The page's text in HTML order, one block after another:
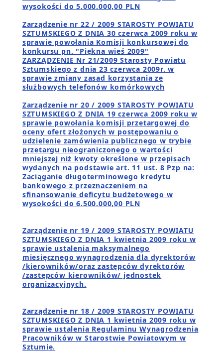
wysokości do 5.000.000,00 PLN
Zarządzenie nr 22 / 2009 STAROSTY POWIATU
SZTUMSKIEGO Z DNIA 30 czerwca 2009 roku w
sprawie powołania Komisji konkursowej do
konkursu pn. "Piękna wieś 2009"
ZARZĄDZENIE Nr 21/2009 Starosty Powiatu
Sztumskiego z dnia 23 czerwca 2009r. w
sprawie zmiany zasad korzystania ze
służbowych telefonów komórkowych
Zarządzenie nr 20 / 2009 STAROSTY POWIATU
SZTUMSKIEGO Z DNIA 19 czerwca 2009 roku w
sprawie powołania komisji przetargowej do
oceny ofert złożonych w postępowaniu o
udzielenie zamówienia publicznego w trybie
przetargu nieograniczonego o wartości
mniejszej niż kwoty określone w przepisach
wydanych na podstawie art. 11 ust. 8 Pzp na:
Zaciąganie długoterminowego kredytu
bankowego z przeznaczeniem na
sfinansowanie deficytu budżetowego w
wysokości do 6.500.000,00 PLN
Zarządzenie nr 19 / 2009 STAROSTY POWIATU
SZTUMSKIEGO Z DNIA 1 kwietnia 2009 roku w
sprawie ustalenia maksymalnego
miesięcznego wynagrodzenia dla dyrektorów
/kierowników/oraz zastępców dyrektorów
/zastępców kierowników/ jednostek
organizacyjnych.
Zarządzenie nr 18 / 2009 STAROSTY POWIATU
SZTUMSKIEGO Z DNIA 1 kwietnia 2009 roku w
sprawie ustalenia Regulaminu Wynagrodzenia
Pracowników w Starostwie Powiatowym w
Sztumie.